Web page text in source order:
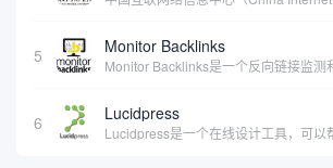
5 Monitor Backlinks
6 Lucidpress